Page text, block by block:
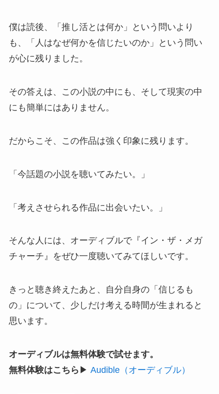
僕は読後、「推し活とは何か」という問いより
も、「人はなぜ何かを信じたいのか」という問い
が心に残りました。
その答えは、この小説の中にも、そして現実の中
にも簡単にはありません。
だからこそ、この作品は強く印象に残ります。
「今話題の小説を聴いてみたい。」
「考えさせられる作品に出会いたい。」
そんな人には、オーディブルで『イン・ザ・メガ
チャーチ』をぜひ一度聴いてみてほしいです。
きっと聴き終えたあと、自分自身の「信じるも
の」について、少しだけ考える時間が生まれると
思います。
オーディブルは無料体験で試せます。
無料体験はこちら ▶ Audible（オーディブル）